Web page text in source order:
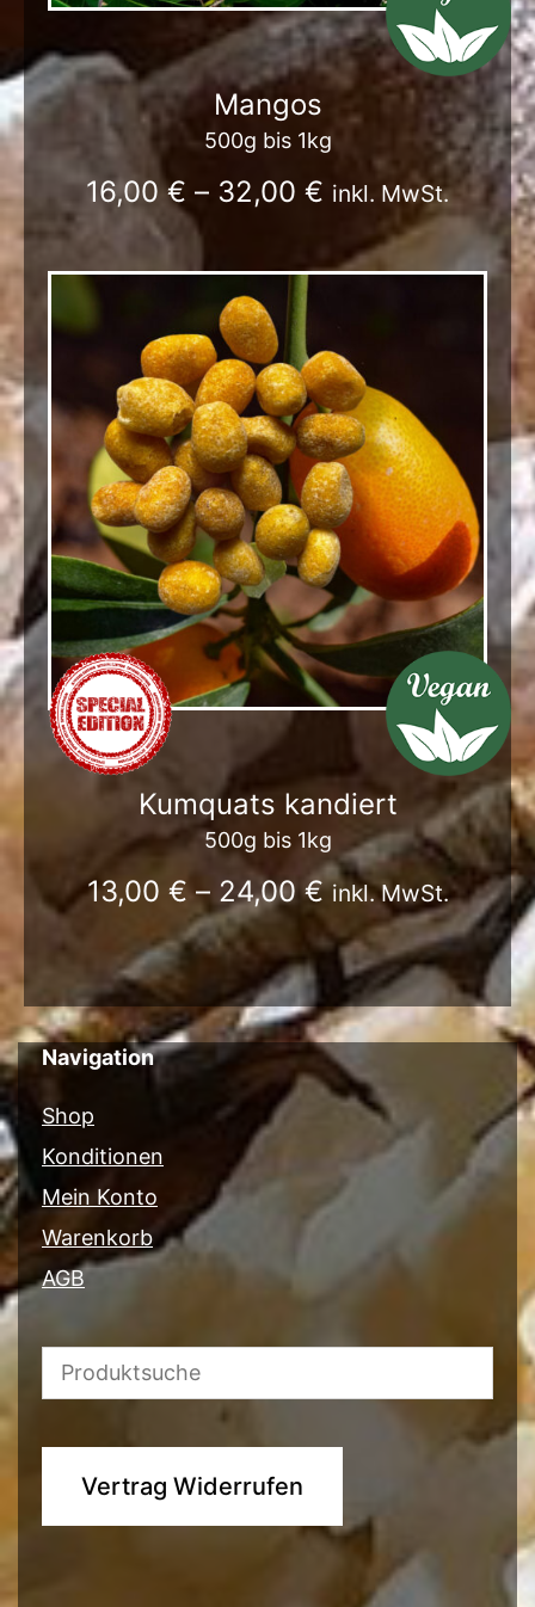
Mangos
500g bis 1kg
16,00€ – 32,00 € inkl. MwSt.
Kumquats kandiert
500g bis 1kg
13,00 €– 24,00€ inkl. MwSt.
Navigation
Shop
Konditionen
Mein Konto
Warenkorb
AGB
Vertrag Widerrufen